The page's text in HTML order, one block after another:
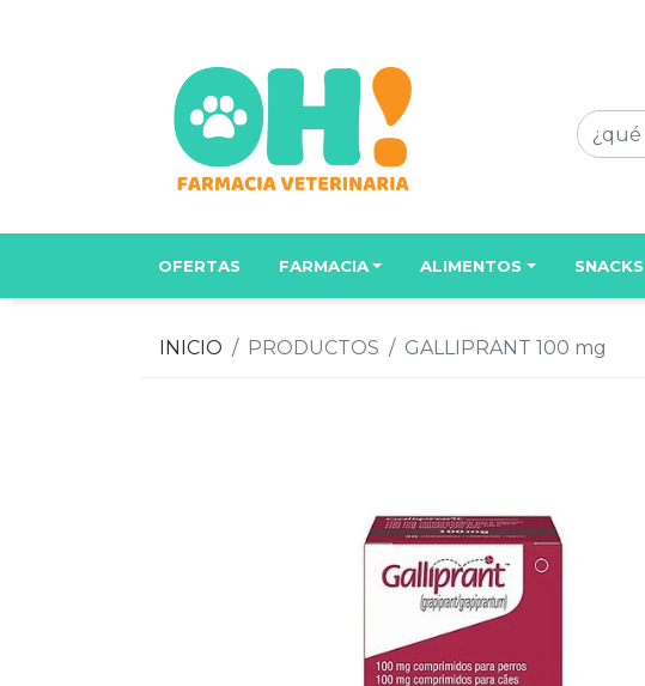
OFERTAS FARMACIA ALIMENTOS SNACKS
INICIO PRODUCTOS GALLIPRANT 100 mg